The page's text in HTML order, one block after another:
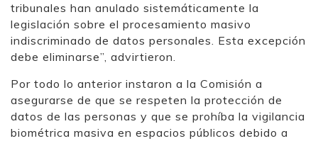
tribunales han anulado sistemáticamente la
legislación sobre el procesamiento masivo
indiscriminado de datos personales. Esta excepción
debe eliminarse”, advirtieron.
Por todo lo anterior instaron a la Comisión a
asegurarse de que se respeten la protección de
datos de las personas y que se prohíba la vigilancia
biométrica masiva en espacios públicos debido a